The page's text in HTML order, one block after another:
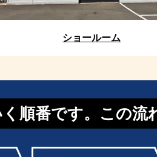
ショールーム
順番です。この流